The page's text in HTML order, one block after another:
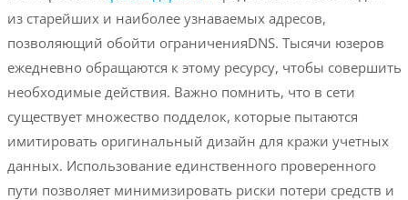
из старейших и наиболее узнаваемых адресов,
позволяющий обойти ограниченияDNS. Тысячи юзеров
ежедневно обращаются к этому ресурсу, чтобы совершить
необходимые действия. Важно помнить, что в сети
существует множество подделок, которые пытаются
имитировать оригинальный дизайн для кражи учетных
данных. Использование единственного проверенного
пути позволяет минимизировать риски потери средств и